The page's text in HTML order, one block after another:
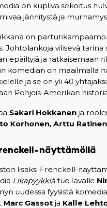
on kupliva sekoitus
jännitystä ja
on
Johtolankoja vilisevä
epäiltyjä ja ratkaisemaan
komedian on maailmalla
ja se on yli 40
Pohjois-Amerikan
Sakari Hokkanen ja
Korhonen, Arttu Ratinen
näyttämöllä
lisäksi Frenckell-
Likapyykkiä tuo lavalle
uudessa fyysistä
Marc Gassot ja Kalle